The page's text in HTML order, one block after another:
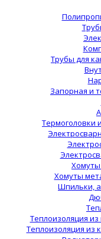
Трубы для
Запорная и
Термоголовки
Хомуты
Шпильки,
Теплоизоляция
Теплоизоляция из